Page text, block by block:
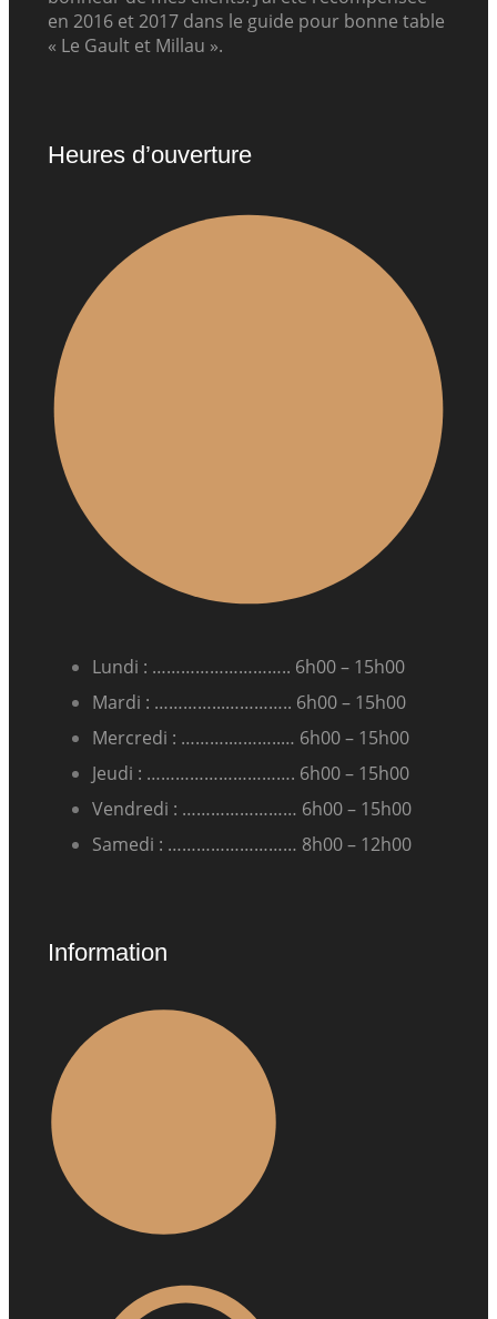
en 2016 et 2017 dans le guide pour bonne table
« Le Gault et Millau ».
Heures d’ouverture
Lundi : ……………………….. 6h00 – 15h00
Mardi : …………...………….. 6h00 – 15h00
Mercredi : ……….………..… 6h00 – 15h00
Jeudi : …………………………. 6h00 – 15h00
Vendredi : …………………… 6h00 – 15h00
Samedi : ……………………… 8h00 – 12h00
Information